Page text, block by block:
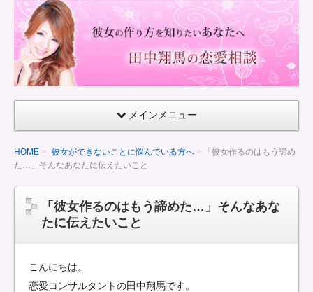
童
貞
で
も
る
彼
女
作
り
方
メインメニュー
HOME 彼女ができないことに悩んでいる方へ
「彼女作るのはもう諦め
た…」そんなあなたに伝えたいこと
「彼女作るのはもう諦めた…」そんなあな
たに伝えたいこと
こんにちは。
恋愛コンサルタントの田中翔馬です。